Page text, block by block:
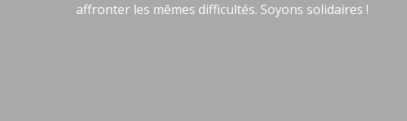
affronter les mêmes difficultés. Soyons solidaires !